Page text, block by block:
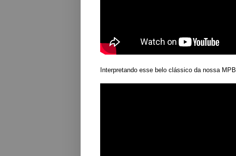
Interpretando esse belo clássico da nossa MPB